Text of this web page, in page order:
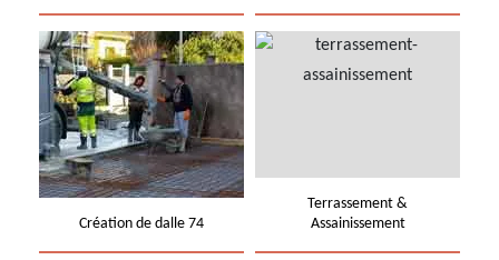
Création de dalle 74
Terrassement &
Assainissement